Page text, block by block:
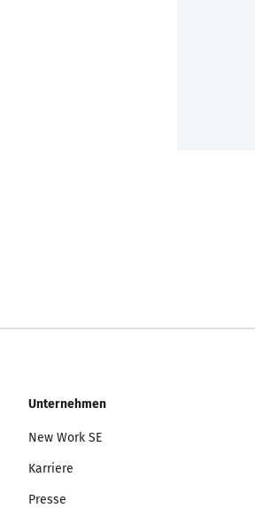
Unternehmen
New Work SE
Karriere
Presse